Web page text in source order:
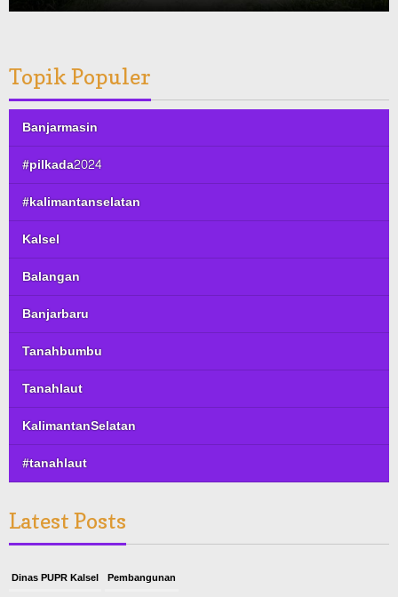
Topik Populer
Banjarmasin
#pilkada2024
#kalimantanselatan
Kalsel
Balangan
Banjarbaru
Tanahbumbu
Tanahlaut
KalimantanSelatan
#tanahlaut
Latest Posts
Dinas PUPR Kalsel Pembangunan